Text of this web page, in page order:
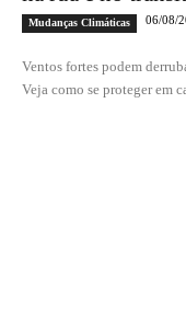
Mudanças Climáticas 06/08/
Ventos fortes podem
Veja como se proteger em